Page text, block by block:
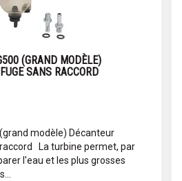
(GRAND MODÈLE)
SANS RACCORD
modèle) Décanteur
La turbine permet, par
l'eau et les plus grosses